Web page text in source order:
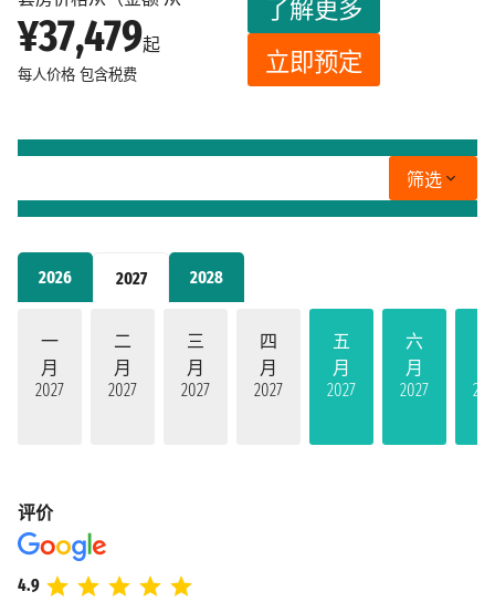
2026 2027 2028
一
月
2027
二
月
2027
三
月
2027
四
月
2027
五
月
2027
六
月
2027
¥37,479起
每人价格 包含税费
了解更多
立即预定
筛选
评价
4.9